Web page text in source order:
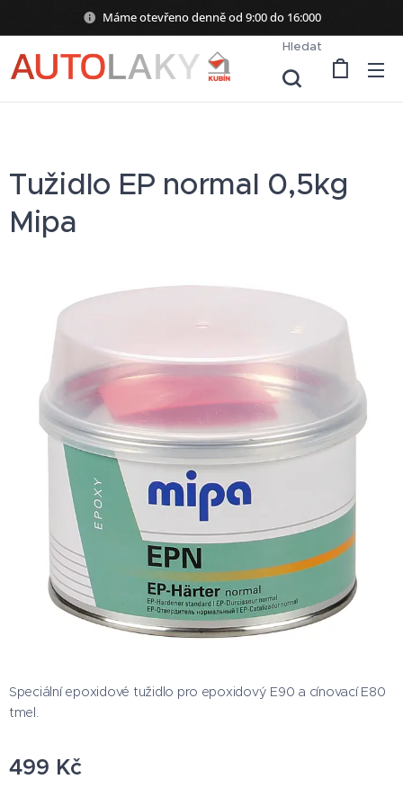
Máme otevřeno denně od 9:00 do 16:000
Hledat
Tužidlo EP normal 0,5kg
Mipa
Speciální epoxidové tužidlo pro epoxidový E90 a cínovací E80
tmel.
499 Kč